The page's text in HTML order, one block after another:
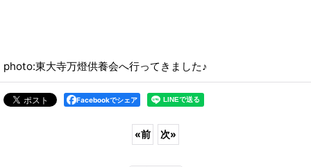
photo:東大寺万燈供養会へ行ってきました♪
Facebookでシェア
«前 次»